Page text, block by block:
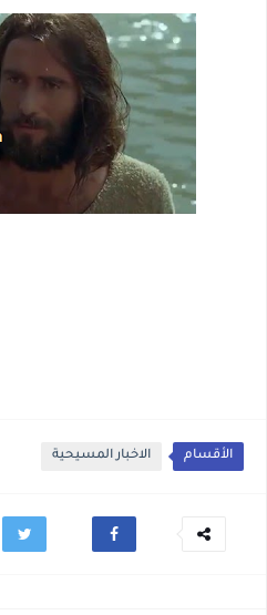
الأقسام الاخبار المسيحية